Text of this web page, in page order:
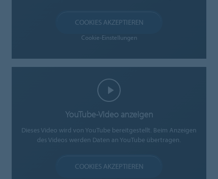
COOKIES AKZEPTIEREN
Cookie-Einstellungen
YouTube-Video anzeigen
Dieses Video wird von YouTube bereitgestellt. Beim Anzeigen
des Videos werden Daten an YouTube übertragen.
COOKIES AKZEPTIEREN